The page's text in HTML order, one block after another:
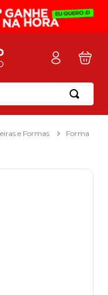
e Formas
Forma